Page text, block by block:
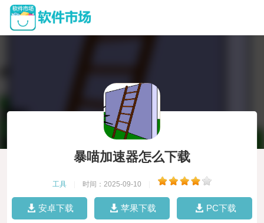
暴喵加速器怎么下载
工具 时间：2025-09-10
安卓下载 苹果下载 PC下载